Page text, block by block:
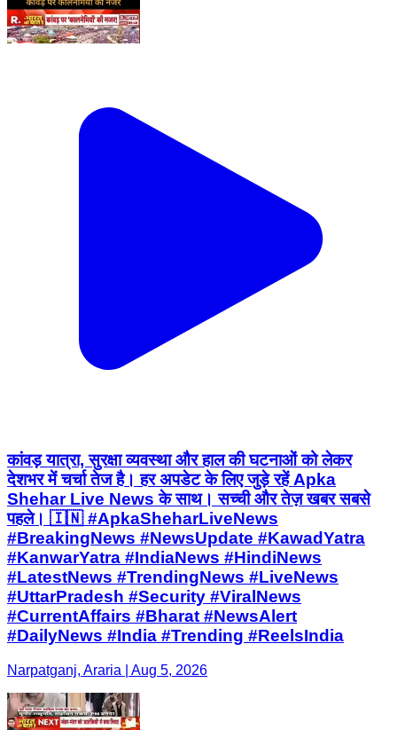
कांवड़ यात्रा, सुरक्षा व्यवस्था और हाल की घटनाओं को लेकर
देशभर में चर्चा तेज है। हर अपडेट के लिए जुड़े रहें Apka
Shehar Live News के साथ। सच्ची और तेज़ खबर सबसे
पहले। 🇮🇳 #ApkaSheharLiveNews
#BreakingNews #NewsUpdate #KawadYatra
#KanwarYatra #IndiaNews #HindiNews
#LatestNews #TrendingNews #LiveNews
#UttarPradesh #Security #ViralNews
#CurrentAffairs #Bharat #NewsAlert
#DailyNews #India #Trending #ReelsIndia
Narpatganj, Araria | Aug 5, 2026